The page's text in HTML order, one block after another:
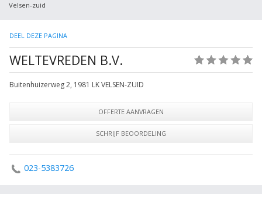
Velsen-zuid
DEEL DEZE PAGINA
WELTEVREDEN B.V.
Buitenhuizerweg 2, 1981 LKVELSEN-ZUID
OFFERTE AANVRAGEN
SCHRIJF BEOORDELING
023-5383726